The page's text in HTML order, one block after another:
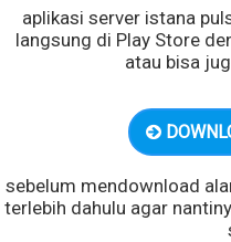
aplikasi server istana
langsung di Play Store
atau bisa
sebelum mendownload
terlebih dahulu agar